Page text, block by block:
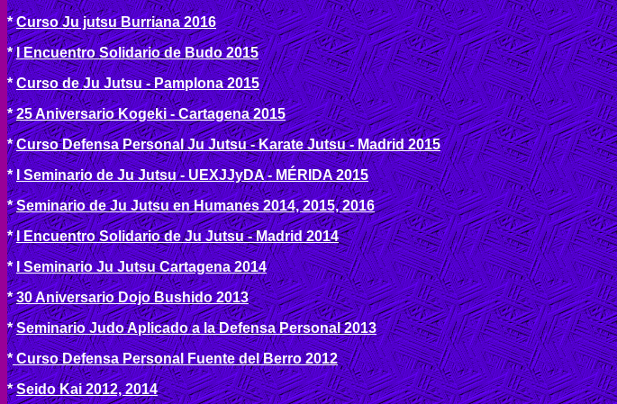
*Curso Ju jutsu Burriana 2016
*I Encuentro Solidario de Budo 2015
*Curso de Ju Jutsu - Pamplona 2015
*25 Aniversario Kogeki - Cartagena 2015
*Curso Defensa Personal Ju Jutsu - Karate Jutsu - Madrid 2015
*I Seminario de Ju Jutsu - UEXJJyDA - MÉRIDA 2015
*Seminario de Ju Jutsu en Humanes 2014, 2015, 2016
*I Encuentro Solidario de Ju Jutsu - Madrid 2014
*I Seminario Ju Jutsu Cartagena 2014
*30 Aniversario Dojo Bushido 2013
*Seminario Judo Aplicado a la Defensa Personal 2013
*Curso Defensa Personal Fuente del Berro 2012
*Seido Kai 2012, 2014